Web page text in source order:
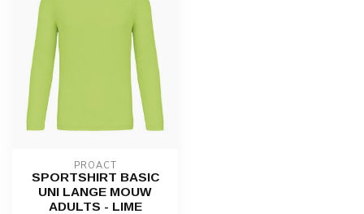
PROACT
SPORTSHIRT BASIC
UNI LANGE MOUW
ADULTS - LIME